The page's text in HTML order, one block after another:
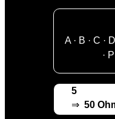
A· B ·C · D
· P
5
⇒ 50